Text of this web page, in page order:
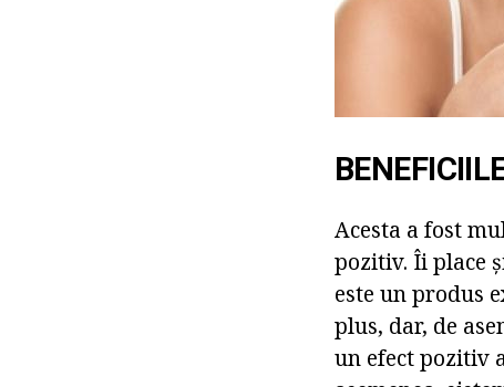
Acesta a fost
pozitiv. Îi place
este un produs
plus, dar, de
un efect pozitiv